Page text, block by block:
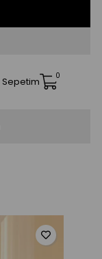
Sepetim 0